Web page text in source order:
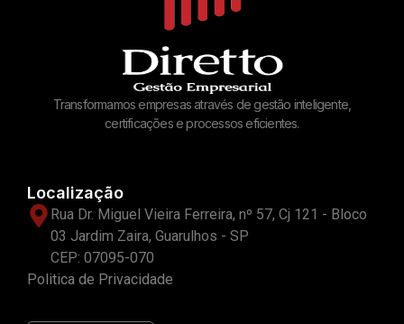
Transformamos empresas através de gestão inteligente,
certificações e processos eficientes.
Localização
Rua Dr. Miguel Vieira Ferreira, nº 57, Cj 121 - Bloco
03 Jardim Zaira, Guarulhos - SP
CEP: 07095-070
Politica de Privacidade